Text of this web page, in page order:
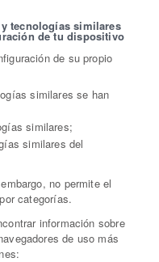
tecnologías similares
de tu dispositivo
de su propio
similares se han
similares;
similares del
no permite el
categorías.
información sobre
de uso más